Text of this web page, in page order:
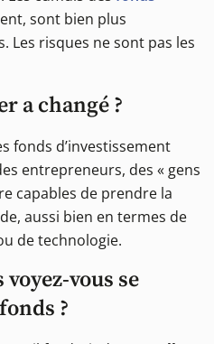
sont bien plus
Les risques ne sont pas les
a changé ?
fonds d’investissement
entrepreneurs, des « gens
capables de prendre la
aussi bien en termes de
de technologie.
vous se
?